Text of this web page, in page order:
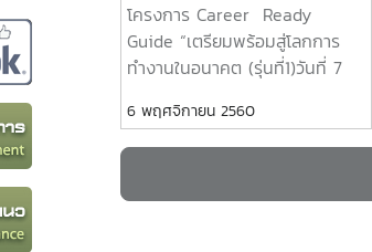
โครงการ Career Ready
Guide “เตรียมพร้อมสู่โลกการ
ทำงานในอนาคต (รุ่นที่1)วันที่ 7
ประชุมอาคม กาญจนประโชติ
ศูนย์กิจการนักศึกษาแม่โจ้
สิงห์ คอร์ปอเรชั่น จำกัด ได้จัด
6 พฤศจิกายน 2560